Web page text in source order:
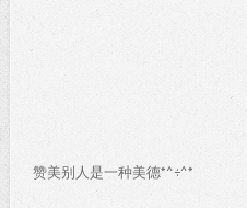
赞美别人是一种美德*^÷^*